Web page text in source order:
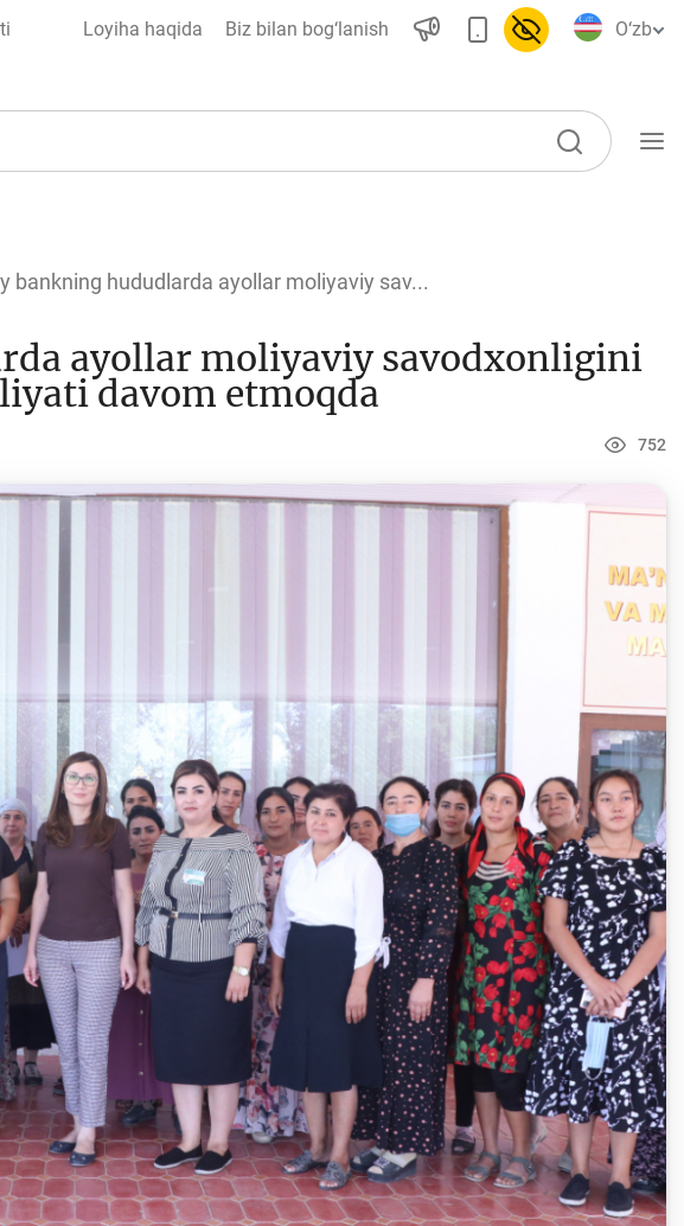
Loyiha haqida Biz bilan bog‘lanish O‘zb
Islom moliyasi
Kichik va oʻrta biznes
vakillari uchun onlayn
dastur
Loyihalar
Barcha loyihalar
Global Money Week
Olimpiadalar va chempionatlar
Finlit.uz yangiliklari
OAVda loyihalar
O'quv kurslari
O‘quv materiallari
Interaktiv xizmatlar
Fotogalereya
Loyiha haqida
Kengaytirilgan qidiruv
Sayt xaritasi
bankning hududlarda ayollar moliyaviy sav...
ayollar moliyaviy savodxonligini
davom etmoqda
752